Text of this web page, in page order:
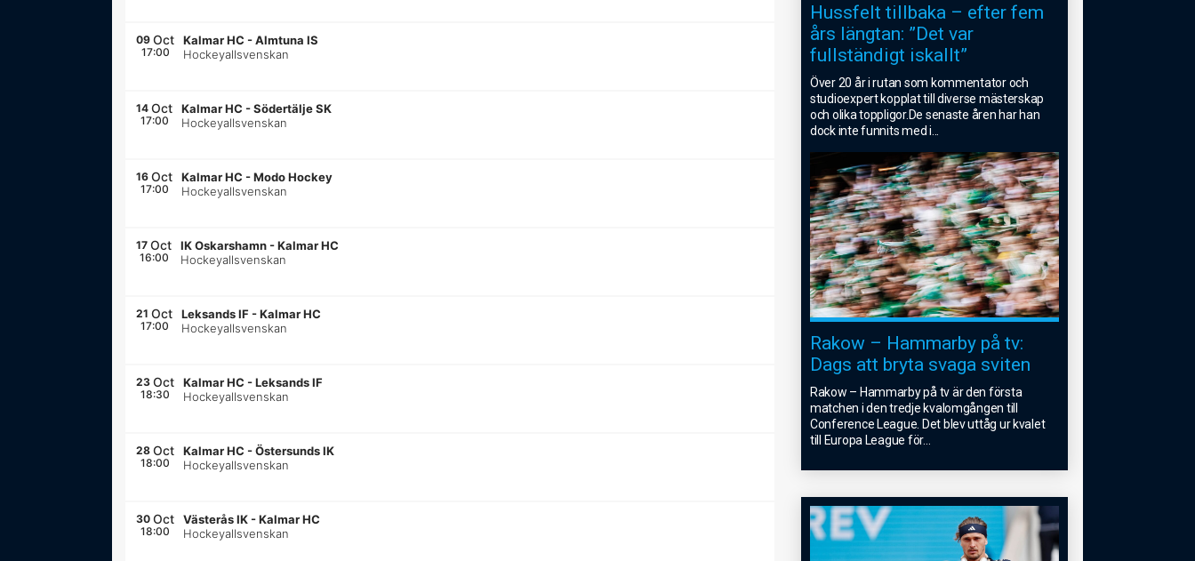
09 Oct
17:00
Kalmar HC -Almtuna IS
Hockeyallsvenskan
14 Oct
17:00
Kalmar HC -Södertälje SK
Hockeyallsvenskan
16 Oct
17:00
Kalmar HC -Modo Hockey
Hockeyallsvenskan
17 Oct
16:00
IK Oskarshamn -Kalmar HC
Hockeyallsvenskan
21 Oct
17:00
Leksands IF -Kalmar HC
Hockeyallsvenskan
23 Oct
18:30
Kalmar HC -Leksands IF
Hockeyallsvenskan
28 Oct
18:00
Kalmar HC -Östersunds IK
Hockeyallsvenskan
30 Oct
18:00
Västerås IK -Kalmar HC
Hockeyallsvenskan
Hussfelt tillbaka – efter fem
års längtan: ”Det var
fullständigt iskallt”
Över 20 år i rutan som kommentator och
studioexpert kopplat till diverse mästerskap
och olika toppligor.De senaste åren har han
dock inte funnits med i
Rakow – Hammarby på tv:
Dags att bryta svaga sviten
Rakow – Hammarby på tv är den första
matchen i den tredje kvalomgången till
Conference League. Det blev uttåg ur kvalet
till Europa League för...